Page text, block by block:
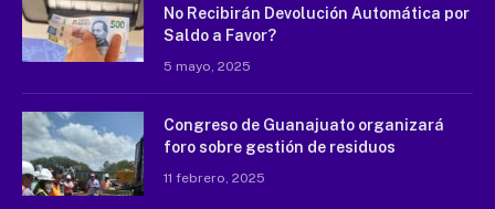
No Recibirán Devolución Automática por
Saldo a Favor?
5 mayo, 2025
Congreso de Guanajuato organizará
foro sobre gestión de residuos
11 febrero, 2025